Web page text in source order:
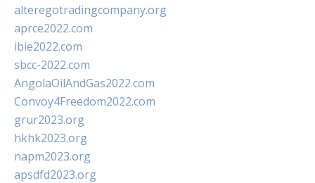
alteregotradingcompany.org
aprce2022.com
ibie2022.com
sbcc-2022.com
AngolaOilAndGas2022.com
Convoy4Freedom2022.com
grur2023.org
hkhk2023.org
napm2023.org
apsdfd2023.org